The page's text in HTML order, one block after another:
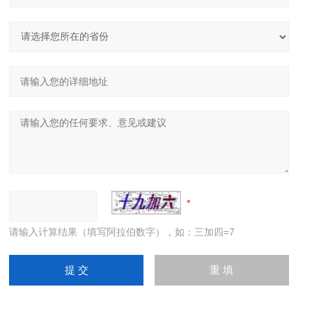
请输入计算结果（填写阿拉伯数字），如：三加四=7